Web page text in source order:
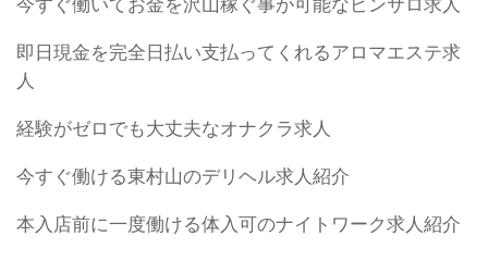
今すぐ働いてお金を沢山稼ぐ事が可能なピンサロ求人
即日現金を完全日払い支払ってくれるアロマエステ求
人
経験がゼロでも大丈夫なオナクラ求人
今すぐ働ける東村山のデリヘル求人紹介
本入店前に一度働ける体入可のナイトワーク求人紹介